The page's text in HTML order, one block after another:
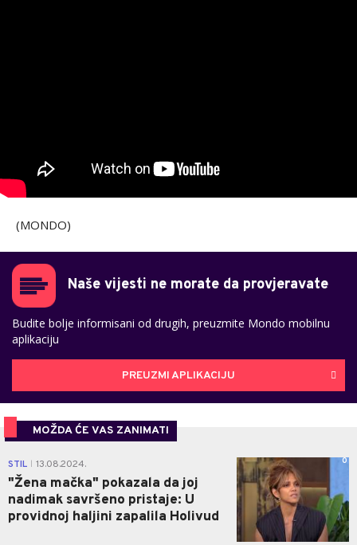
(MONDO)
Naše vijesti ne morate da provjeravate
Budite bolje informisani od drugih, preuzmite Mondo mobilnu
aplikaciju
PREUZMI APLIKACIJU
MOŽDA ĆE VAS ZANIMATI
STIL 13.08.2024.
"Žena mačka" pokazala da joj
nadimak savršeno pristaje: U
providnoj haljini zapalila Holivud
0